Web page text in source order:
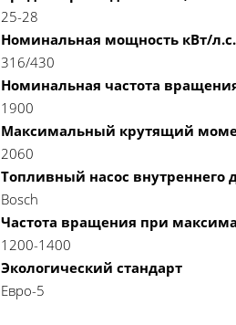
25-28
Номинальная мощность кВт/л.с.
316/430
Номинальная частота
1900
Максимальный крутящий
2060
Топливный насос внутреннего
Bosch
Частота вращения при
1200-1400
Экологический стандарт
Евро-5